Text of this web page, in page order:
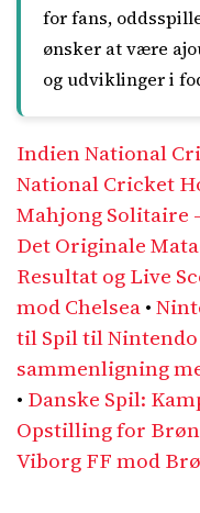
for fans,
ønsker at være
og udviklinger i
Indien National
National Cricket
Mahjong Solitaire
Det Originale
Resultat og Live
mod Chelsea•
til Spil til
sammenligning
• Danske Spil:
Opstilling for
Viborg FF mod